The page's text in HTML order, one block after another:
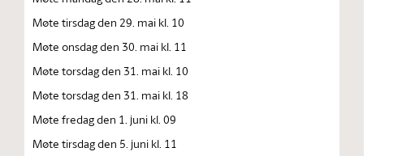
Møte tirsdag den 29. mai kl. 10
Møte onsdag den 30. mai kl. 11
Møte torsdag den 31. mai kl. 10
Møte torsdag den 31. mai kl. 18
Møte fredag den 1. juni kl. 09
Møte tirsdag den 5. juni kl. 11